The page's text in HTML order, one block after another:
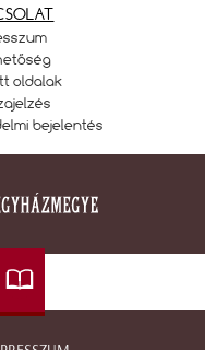
oldalak
bejelentés